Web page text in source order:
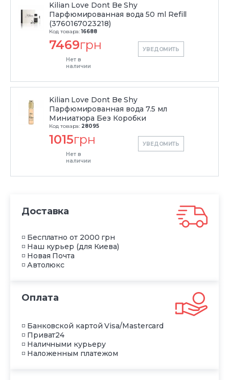
Kilian Love Dont Be Shy
Парфюмированная вода 50 ml Refill
(3760167023218)
Код товара:16688
7469грн
Нет в
наличии
УВЕДОМИТЬ
Kilian Love Dont Be Shy
Парфюмированная вода 7.5 мл
Миниатюра Без Коробки
Код товара: 28095
1015грн
Нет в
наличии
УВЕДОМИТЬ
Доставка
◽ Бесплатно от 2000 грн
◽ Наш курьер (для Киева)
◽ Новая Почта
◽ Автолюкс
Оплата
◽ Банковской картой Visa/Mastercard
◽ Приват24
◽ Наличными курьеру
◽ Наложенным платежом